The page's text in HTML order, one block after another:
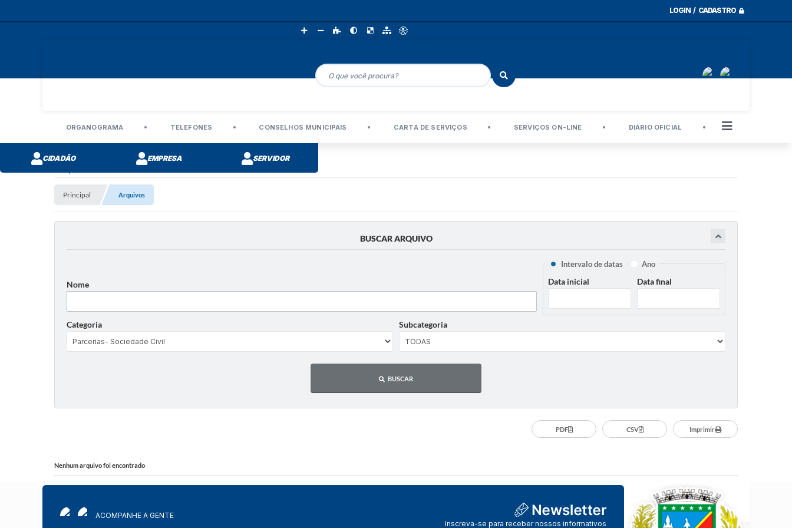
LOGIN / CADASTRO
ORGANOGRAMA TELEFONES CONSELHOS MUNICIPAIS CARTA DE SERVIÇOS SERVIÇOS ON-LINE DIÁRIO OFICIAL
CIDADÃO EMPRESA SERVIDOR
Principal Arquivos
BUSCAR ARQUIVO
Nome
Intervalo de datas Ano
Data inicial Data final
Categoria Subcategoria
BUSCAR
PDF CSV Imprimir
Nenhum arquivo foi encontrado
ACOMPANHE A GENTE
Inscreva-se para receber nossos informativos